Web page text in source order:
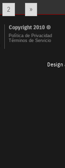
2 »
Copyright 2010 ©
Política de Privacidad
Términos de Servicio